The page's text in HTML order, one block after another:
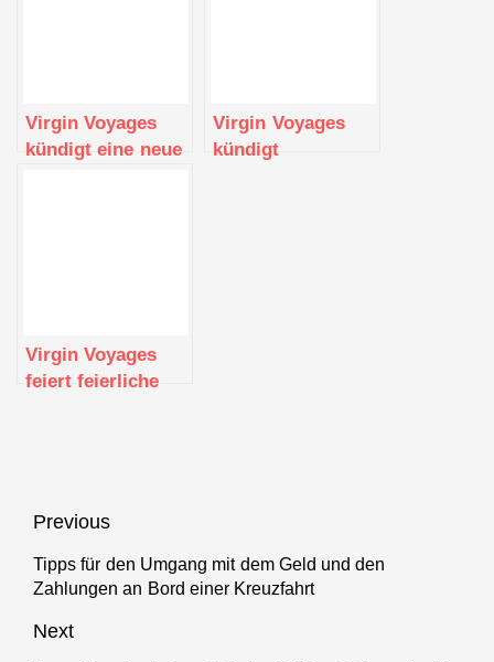
Virgin Voyages
kündigt eine neue
Virgin Voyages
kündigt
Virgin Voyages
feiert feierliche
Beitragsnavigation
Previous
Previous
post:
Tipps für den Umgang mit dem Geld und den
Zahlungen an Bord einer Kreuzfahrt
Next